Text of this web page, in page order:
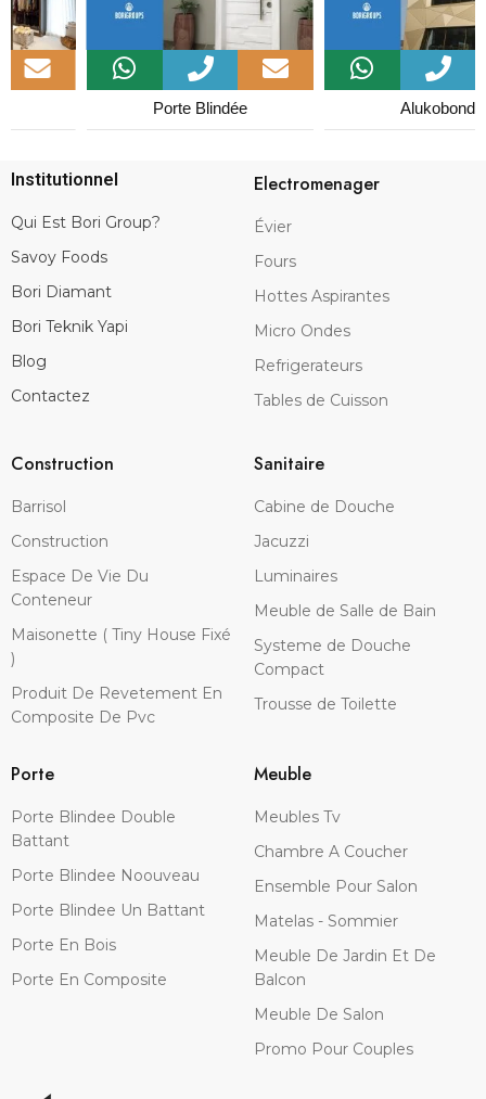
Porte Blindée
Institutionnel
Qui Est Bori Group?
Savoy Foods
Bori Diamant
Bori Teknik Yapi
Blog
Contactez
Electromenager
Évier
Fours
Hottes Aspirantes
Micro Ondes
Refrigerateurs
Tables de Cuisson
Construction
Barrisol
Construction
Espace De Vie Du
Conteneur
Maisonette ( Tiny House Fixé
)
Produit De Revetement En
Composite De Pvc
Sanitaire
Cabine de Douche
Jacuzzi
Luminaires
Meuble de Salle de Bain
Systeme de Douche
Compact
Trousse de Toilette
Porte
Porte Blindee Double
Battant
Porte Blindee Noouveau
Porte Blindee Un Battant
Porte En Bois
Porte En Composite
Meuble
Meubles Tv
Chambre A Coucher
Ensemble Pour Salon
Matelas - Sommier
Meuble De Jardin Et De
Balcon
Meuble De Salon
Promo Pour Couples